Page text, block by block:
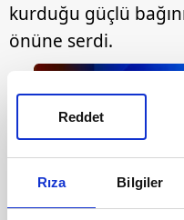
Rıza Bilgiler
Reddet
kurduğu güçlü
önüne serdi.
DİĞER